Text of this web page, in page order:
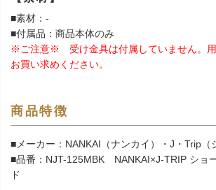
■素材：-
■付属品：商品本体のみ
※ご注意※ 受け金具は付属していません。用
お買い求めください。
商品特徴
■メーカー：NANKAI（ナンカイ）・J・Trip（
■品番：NJT-125MBK NANKAI×J-TRIP ショ
ド